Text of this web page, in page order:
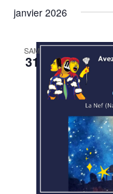
janvier 2026
SAM
31